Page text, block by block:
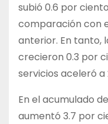
subió 0.6 por
comparación con
anterior. En tanto,
crecieron 0.3 por
servicios aceleró
En el acumulado
aumentó 3.7 por